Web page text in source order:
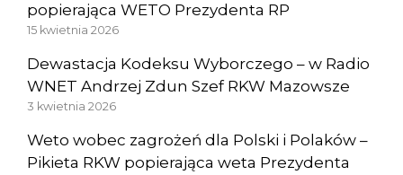
popierająca WETO Prezydenta RP
15 kwietnia 2026
Dewastacja Kodeksu Wyborczego – w Radio
WNET Andrzej Zdun Szef RKW Mazowsze
3 kwietnia 2026
Weto wobec zagrożeń dla Polski i Polaków –
Pikieta RKW popierająca weta Prezydenta